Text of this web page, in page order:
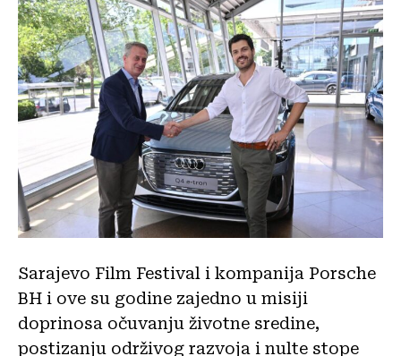
Sarajevo Film Festival i kompanija Porsche
BH i ove su godine zajedno u misiji
doprinosa očuvanju životne sredine,
postizanju održivog razvoja i nulte stope